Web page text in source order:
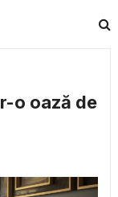
o oază de